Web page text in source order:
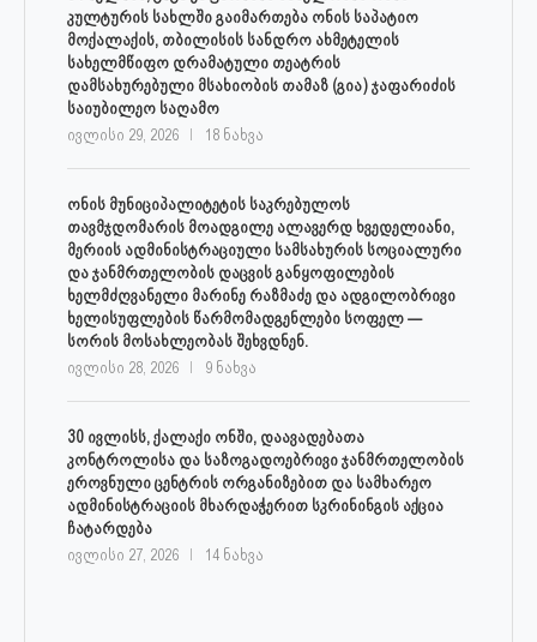
კულტურის სახლში გაიმართება ონის საპატიო
მოქალაქის, თბილისის სანდრო ახმეტელის
სახელმწიფო დრამატული თეატრის
დამსახურებული მსახიობის თამაზ (გია) ჯაფარიძის
საიუბილეო საღამო
ივლისი 29, 2026 18 ნახვა
ონის მუნიციპალიტეტის საკრებულოს
თავმჯდომარის მოადგილე ალავერდ ხვედელიანი,
მერიის ადმინისტრაციული სამსახურის სოციალური
და ჯანმრთელობის დაცვის განყოფილების
ხელმძღვანელი მარინე რაზმაძე და ადგილობრივი
ხელისუფლების წარმომადგენლები სოფელ —
სორის მოსახლეობას შეხვდნენ.
ივლისი 28, 2026 9 ნახვა
30 ივლისს, ქალაქი ონში, დაავადებათა
კონტროლისა და საზოგადოებრივი ჯანმრთელობის
ეროვნული ცენტრის ორგანიზებით და სამხარეო
ადმინისტრაციის მხარდაჭერით სკრინინგის აქცია
ჩატარდება
ივლისი 27, 2026 14 ნახვა